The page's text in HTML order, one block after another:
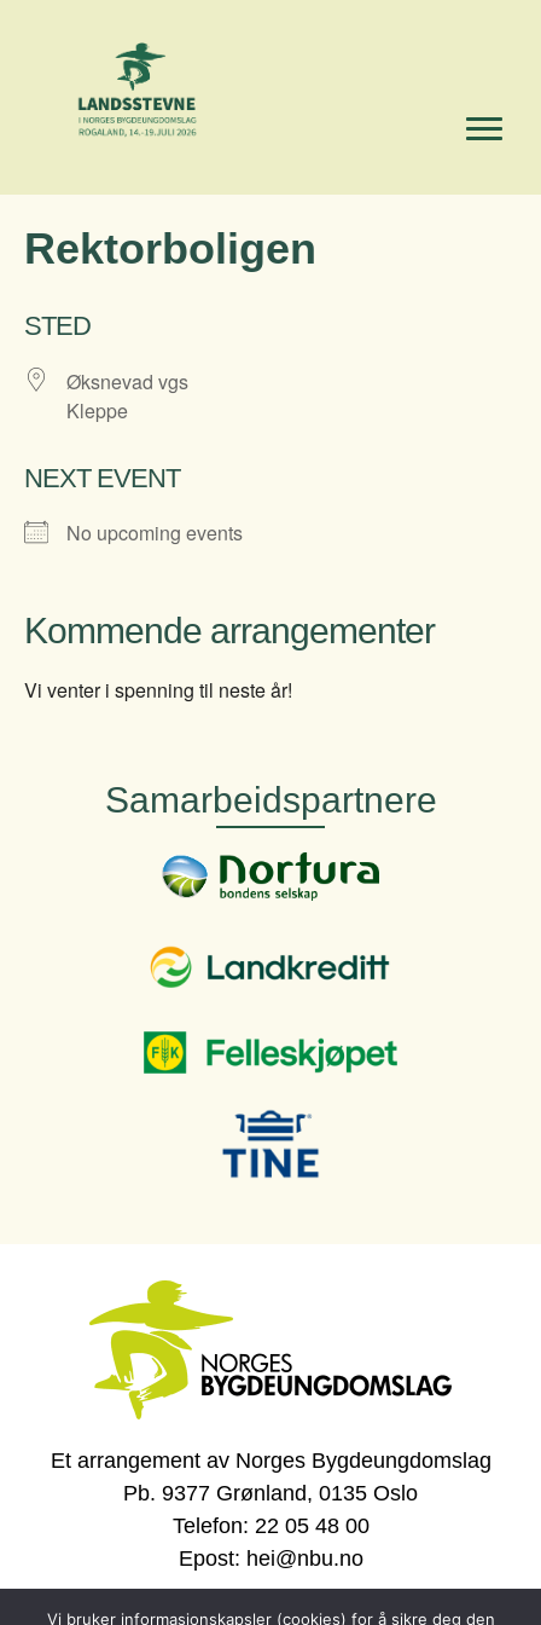
Rektorboligen
STED
Øksnevad vgs
Kleppe
NEXT EVENT
No upcoming events
Kommende arrangementer
Vi venter i spenning til neste år!
Samarbeidspartnere
Et arrangement av Norges Bygdeungdomslag
Pb. 9377 Grønland, 0135 Oslo
Telefon: 22 05 48 00
Epost: hei@nbu.no
Vi bruker informasjonskapsler (cookies) for å sikre deg den